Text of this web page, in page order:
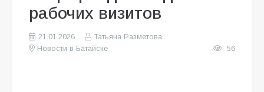
рабочих визитов
21.01.2026
Татьяна Разметова
Новости в Батайске
56